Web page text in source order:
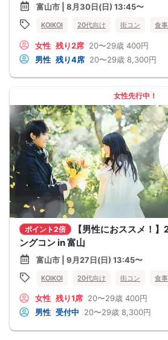
富山市 | 8月30日(日) 13:45〜
KOIKOI 20代向け 街コン 食
女性 残り2席 20〜29歳 400円
男性 残り4席 20〜29歳 8,300円
女性先行中！
ポイント2倍
【男性におススメ！
ングコン in 富山
富山市 | 9月27日(日) 13:45〜
KOIKOI 20代向け 街コン 食
女性 残り1席 20〜29歳 400円
男性 受付中 20〜29歳 8,300円